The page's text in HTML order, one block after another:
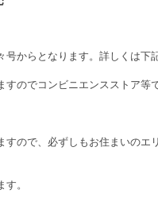
からとなります。詳しくは下
のでコンビニエンスストア
ので、必ずしもお住まいの
。